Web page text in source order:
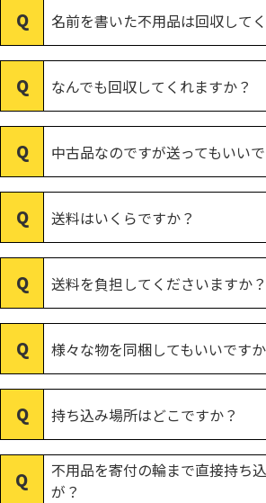
名前を書いた不用品は回収して
なんでも回収してくれますか？
中古品なのですが送ってもいい
送料はいくらですか？
送料を負担してくださいますか？
様々な物を同梱してもいいです
持ち込み場所はどこですか？
不用品を寄付の輪まで直接持ち
が？